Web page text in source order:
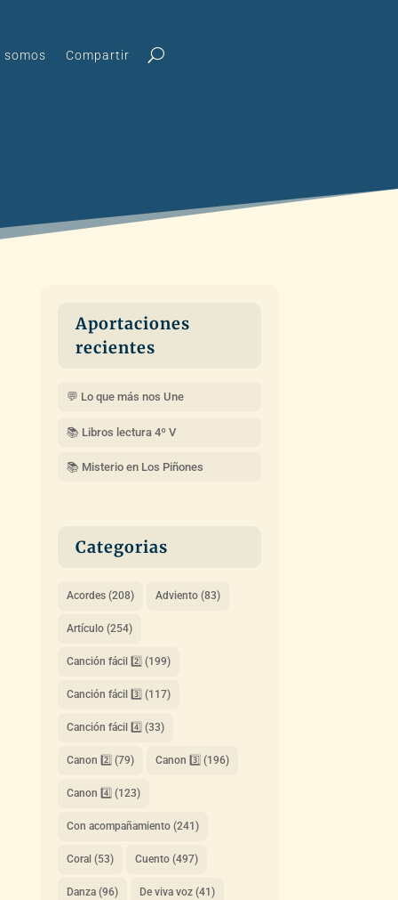
somos Compartir
Aportaciones
recientes
💬 Lo que más nos Une
📚 Libros lectura 4º V
📚 Misterio en Los Piñones
Categorias
Acordes(208) Adviento(83)
Artículo(254)
Canción fácil 2️⃣ (199)
Canción fácil 3️⃣ (117)
Canción fácil 4️⃣ (33)
Canon 2️⃣ (79) Canon 3️⃣ (196)
Canon 4️⃣ (123)
Con acompañamiento(241)
Coral (53) Cuento(497)
Danza(96) De viva voz(41)